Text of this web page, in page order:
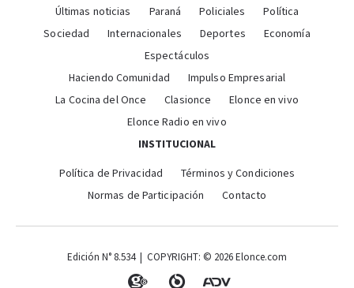
Últimas noticias Paraná Policiales
Política
Sociedad
Internacionales Deportes
Economía
Espectáculos
Haciendo Comunidad
Impulso Empresarial
La Cocina del Once
Clasionce
Elonce en vivo
Elonce Radio en vivo
INSTITUCIONAL
Política de Privacidad
Términos y Condiciones
Normas de Participación
Contacto
Edición N° 8.534 | COPYRIGHT: © 2026 Elonce.com